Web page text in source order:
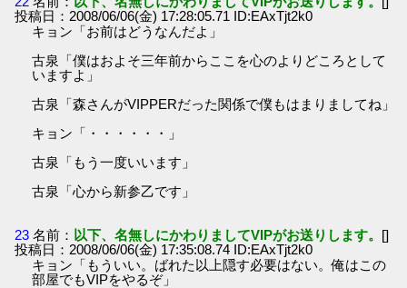
投稿日：2008/06/06(金) 17:28:05.71 ID:EAxTjt2k0
キョン「お前はどうなんだよ」
古泉「僕はおよそ三年前からここを心のよりどころとして
いますよ」
古泉「森さんがVIPPERだった関係で僕もはまりましてね」
キョン「・・・・・・」
古泉「もう一度いいます」
古泉「心から新参乙です」
23 名前： 以下、名無しにかわりましてVIPがお送りします。 []
投稿日：2008/06/06(金) 17:35:08.74 ID:EAxTjt2k0
キョン「もういい。ばれた以上隠す必要はない。俺はこの
部屋でもVIPをやるぞ」